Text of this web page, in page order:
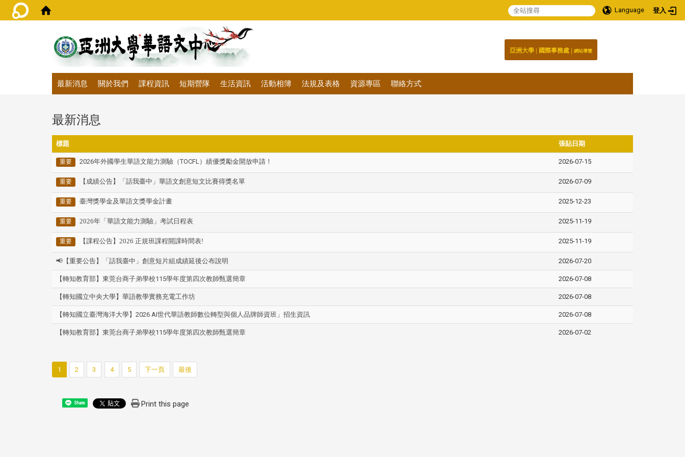
Language 登入
:::
亞洲大學 國際事務處 | 網站導覽
最新消息 關於我們 課程資訊 短期營隊 生活資訊 活動相簿 法規及表格 資源專區 聯絡方式
最新消息
標題 張貼日期
重要 2026年外國學生華語文能力測驗（TOCFL）績優獎勵金開放申請！ 2026-07-15
重要 【成績公告】「話我臺中」華語文創意短文比賽得獎名單 2026-07-09
重要 臺灣獎學金及華語文獎學金計畫 2025-12-23
重要 2026年「華語文能力測驗」考試日程表 2025-11-19
重要 【課程公告】2026 正規班課程開課時間表! 2025-11-19
📢【重要公告】「話我臺中」創意短片組成績延後公布說明 2026-07-20
【轉知教育部】東莞台商子弟學校115學年度第四次教師甄選簡章 2026-07-08
【轉知國立中央大學】華語教學實務充電工作坊 2026-07-08
【轉知國立臺灣海洋大學】2026 AI世代華語教師數位轉型與個人品牌師資班」招生資訊 2026-07-08
【轉知教育部】東莞台商子弟學校115學年度第四次教師甄選簡章 2026-07-02
1 2 3 4 5 下一頁 最後
Share Print this page